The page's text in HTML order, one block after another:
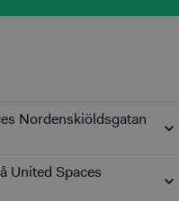
Nordenskiöldsgatan
United Spaces